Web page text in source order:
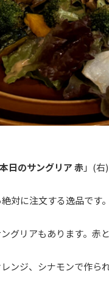
本日のサングリア 赤」(右)
対に注文する逸品です
グリアもあります。赤
ンジ、シナモンで作ら